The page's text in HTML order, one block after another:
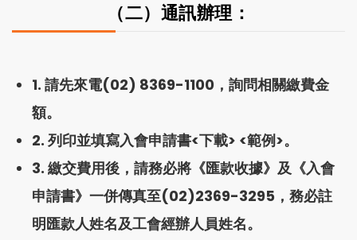
（二）通訊辦理：
1. 請先來電(02) 8369-1100 ，詢問相關繳費金
額。
2. 列印並填寫入會申請書<下載> <範例>。
3. 繳交費用後，請務必將《匯款收據》及《入會
申請書》一併傳真至(02)2369-3295，務必註
明匯款人姓名及工會經辦人員姓名。